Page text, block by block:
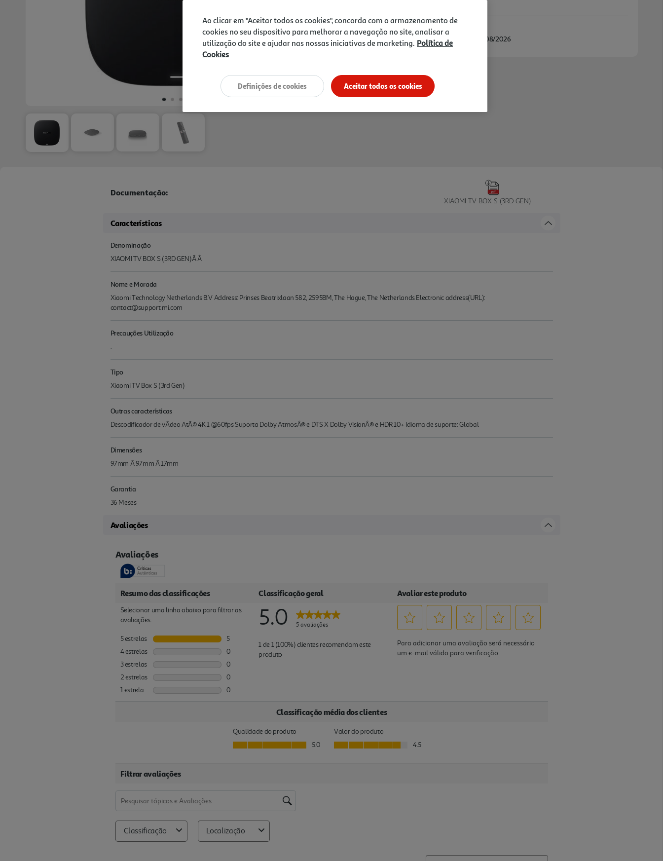
Entrega estimada entre10/08/2026 e 11/08/2026
Documentação:
XIAOMI TV BOX S (3RD GEN)
Características
Denominação
XIAOMI TV BOX S (3RD GEN)Â Â
Nome e Morada
Xiaomi Technology Netherlands B.V Address: Prinses Beatrixlaan 582, 2595BM, The Hague, The Netherlands Electronic address(URL):
contact@support.mi.com
Precauções Utilização
.
Tipo
Xiaomi TV Box S (3rd Gen)
Outras características
Descodificador de vÃ­deo AtÃ© 4K 1 @60fps Suporta Dolby AtmosÂ® e DTS X Dolby VisionÂ® e HDR 10+ Idioma de suporte: Global
Dimensões
97mm Ã 97mm Ã 17mm
Garantia
36 Meses
Avaliações
Ao clicar em "Aceitar todos os cookies", concorda com o armazenamento de
cookies no seu dispositivo para melhorar a navegação no site, analisar a
utilização do site e ajudar nas nossas iniciativas de marketing. Política de
Cookies
Aceitar todos os cookies
Definições de cookies